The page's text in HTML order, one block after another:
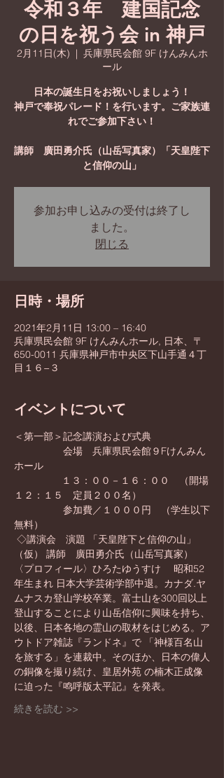
令和３年 建国記念
の日を祝う会 in 神戸
2月11日(木)
  |
兵庫県民会館 9F けんみんホ
ール
日本の誕生日をお祝いしましょう！
神戸で奉祝パレード！を行います。ご家族連
れでご参加下さい！
講師 廣田勇介氏（山岳写真家）「天皇陛下
と信仰の山」
参加お申し込みの受付は終了し
ました。
閉じる
日時・場所
2021年2月11日 13:00 – 16:40
兵庫県民会館 9F けんみんホール, 日本、〒
650-0011 兵庫県神戸市中央区下山手通４丁
目１６−３
イベントについて
＜第一部＞記念講演および式典
会場　兵庫県民会館９Fけんみん
ホール
１３：００－１６：００　（開場
１２：１５　定員２００名）
参加費／１０００円　（学生以下
無料）
◇講演会　演題 「天皇陛下と信仰の山」
（仮） 講師　廣田勇介氏（山岳写真家）
〈プロフィール〉ひろたゆうすけ　 昭和52
年生まれ 日本大学芸術学部中退。カナダ.ヤ
ムナスカ登山学校卒業。富士山を300回以上
登山することにより山岳信仰に興味を持ち、
以後、日本各地の霊山の取材をはじめる。ア
ウトドア雑誌『ランドネ』で 「神様百名山
を旅する」を連裁中。そのほか、日本の偉人
の銅像を撮り続け、皇居外苑 の楠木正成像
に迫った『鸣呼版太平記』を発表。
続きを読む >>